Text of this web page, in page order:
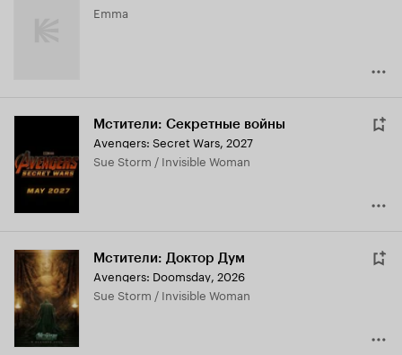
Emma
Мстители: Секретные войны
Avengers: Secret Wars, 2027
Sue Storm / Invisible Woman
Мстители: Доктор Дум
Avengers: Doomsday, 2026
Sue Storm / Invisible Woman